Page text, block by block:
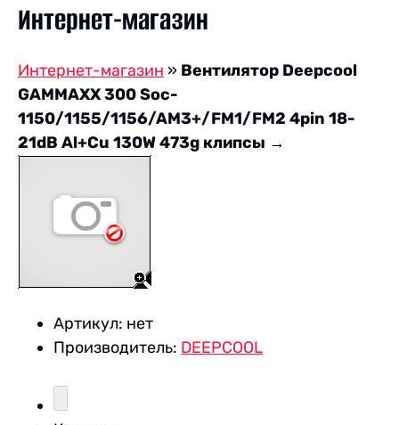
Интернет-магазин
Интернет-магазин » Вентилятор Deepcool
GAMMAXX 300 Soc-
1150/1155/1156/AM3+/FM1/FM2 4pin 18-
21dB Al+Cu 130W 473g клипсы →
Артикул: нет
Производитель: DEEPCOOL